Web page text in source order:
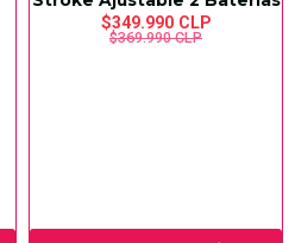
$349.990 CLP
$369.990 CLP